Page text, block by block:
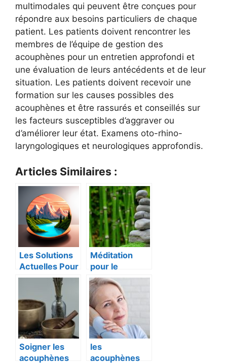
multimodales qui peuvent être conçues pour
répondre aux besoins particuliers de chaque
patient. Les patients doivent rencontrer les
membres de l’équipe de gestion des
acouphènes pour un entretien approfondi et
une évaluation de leurs antécédents et de leur
situation. Les patients doivent recevoir une
formation sur les causes possibles des
acouphènes et être rassurés et conseillés sur
les facteurs susceptibles d’aggraver ou
d’améliorer leur état. Examens oto-rhino-
laryngologiques et neurologiques approfondis.
Articles Similaires :
Les Solutions
Actuelles Pour
les
Acouphènes
Chroniques :
Guide Complet
Méditation
pour le
Traitement des
Acouphènes
Chroniques :
études et
Solutions
Efficaces
Soigner les
acouphènes
les
acouphènes